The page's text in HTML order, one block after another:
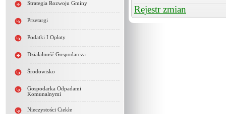
Strategia Rozwoju Gminy
Przetargi
Podatki I Opłaty
Działalność Gospodarcza
Środowisko
Gospodarka Odpadami
Komunalnymi
Nieczystości Ciekłe
Rejestr zmian